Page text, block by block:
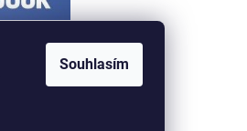
Souhlasím